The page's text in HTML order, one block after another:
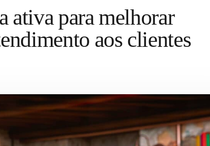
ativa para melhorar
aos clientes